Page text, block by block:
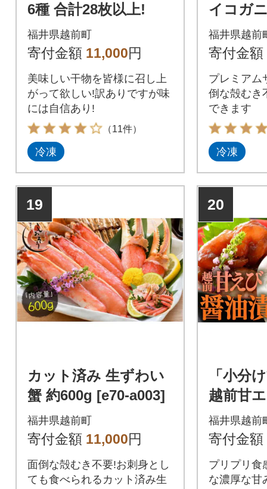
6種 合計28枚以上!
福井県越前町
寄付金額 11,000円
美味しい干物を皆様に召し上
がって欲しい!訳ありですが味
には自信あり!
（11件）
冷凍
イコガ
盛り 計
福井県越前
寄付金額
プレミアム
倒な殻むき
できます
冷凍
19
カット済み 生ずわい
蟹 約600g [e70-a003]
福井県越前町
寄付金額 11,000円
面倒な殻むき不要!お刺身とし
ても食べられるカット済み生
20
「小分
越前甘
福井県越前
寄付金額
プリプリ食
な濃厚な甘